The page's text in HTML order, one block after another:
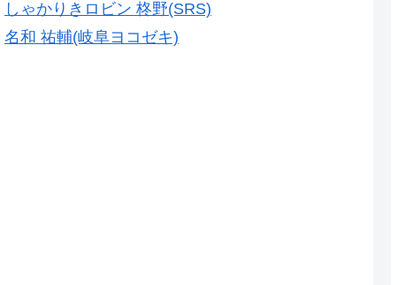
しゃかりきロビン 柊野(SRS)
名和 祐輔(岐阜ヨコゼキ)